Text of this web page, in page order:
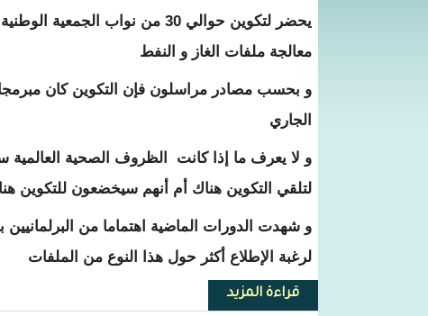
يحضر لتكوين حوالي 30 من نواب الجمعية
معالجة ملفات الغاز و النفط
الجاري
و لا يعرف ما إذا كانت الظروف الصحية
لتلقي التكوين هناك أم أنهم سيخضعون للتكوين هنا
و شهدت الدورات الماضية اهتماما من البرلمانيين
لرغبة الإطلاع أكثر حول هذا النوع من الملفات
قراءة المزيدحول المعهد الفرنسي للبترول يبرمج